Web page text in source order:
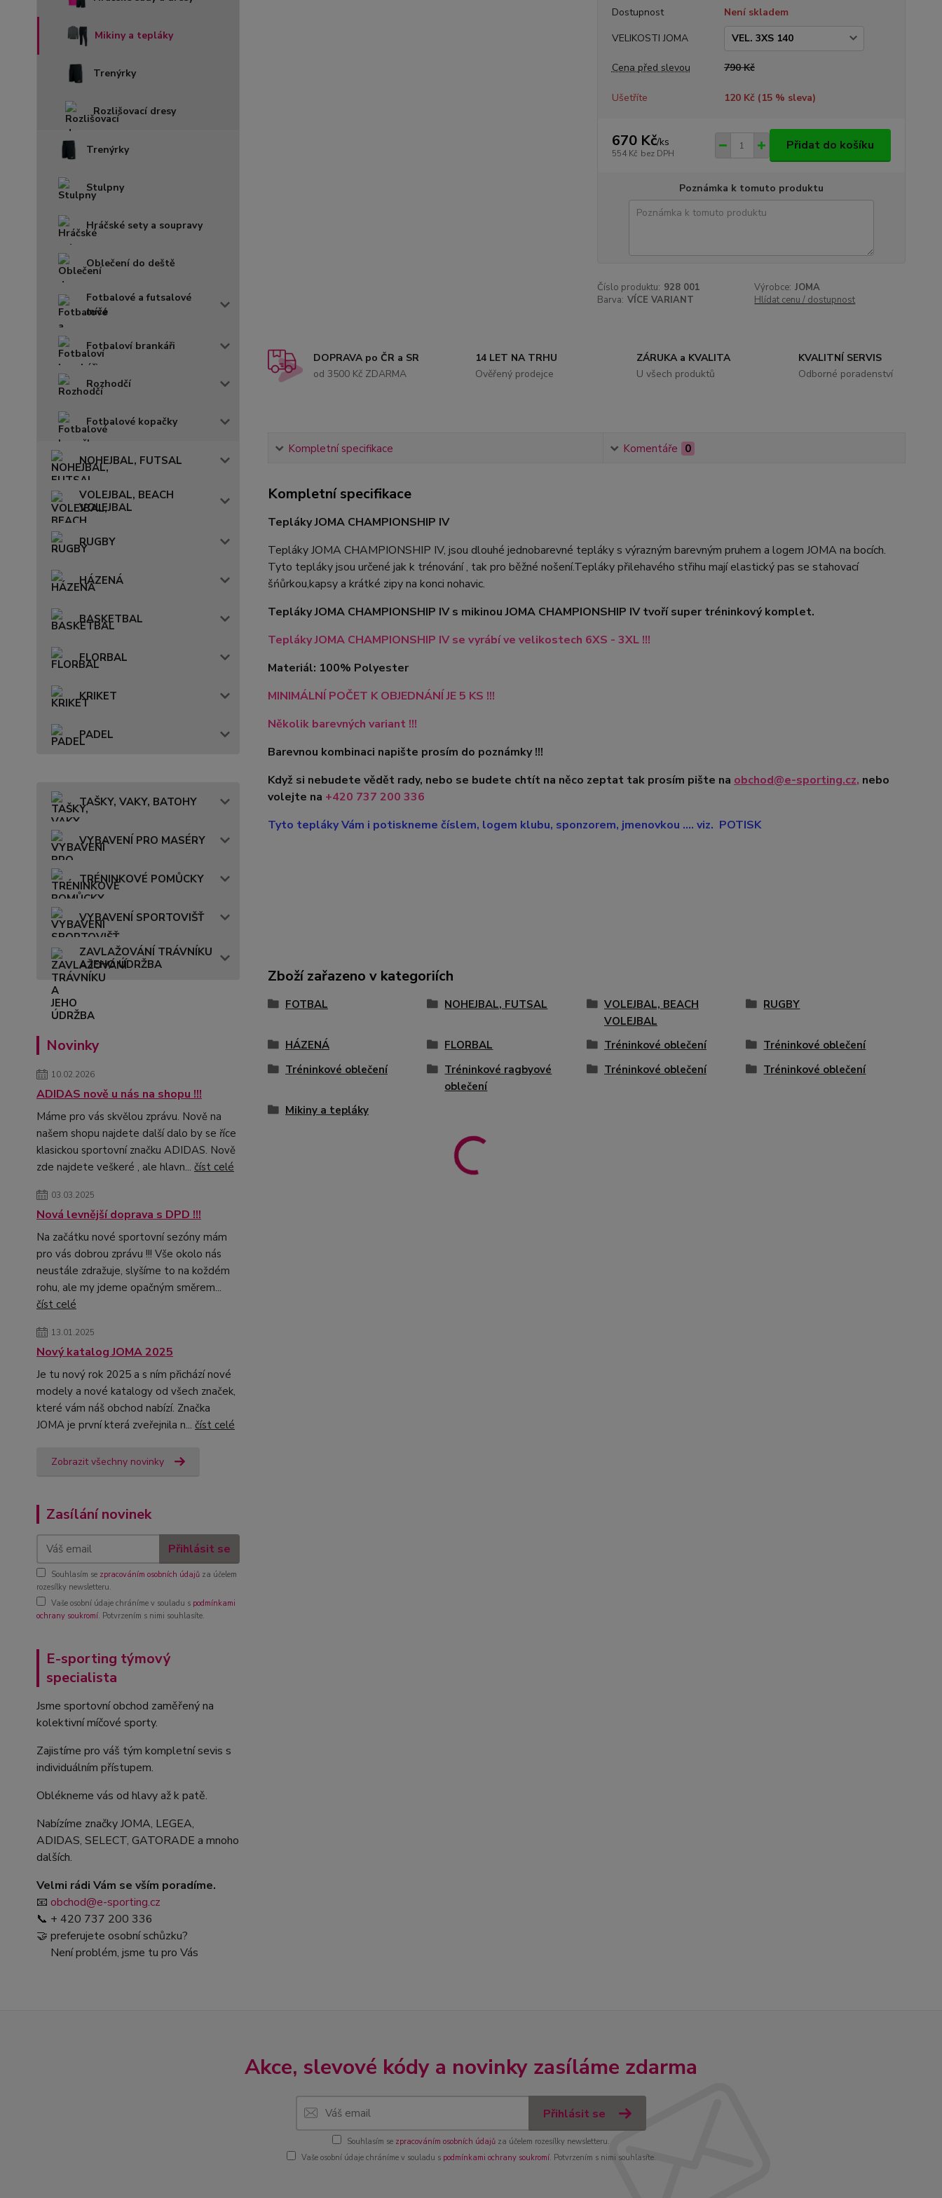
Mikiny a tepláky
Trenýrky
Rozlišovací dresy
Trenýrky
Stulpny
Hráčské sety a soupravy
Oblečení do deště
Fotbalové a futsalové
míče
Fotbaloví brankáři
Rozhodčí
Fotbalové kopačky
NOHEJBAL, FUTSAL
VOLEJBAL, BEACH
VOLEJBAL
RUGBY
HÁZENÁ
BASKETBAL
FLORBAL
KRIKET
PADEL
TAŠKY, VAKY, BATOHY
VYBAVENÍ PRO MASÉRY
TRÉNINKOVÉ POMŮCKY
VYBAVENÍ SPORTOVIŠŤ
ZAVLAŽOVÁNÍ TRÁVNÍKU
A JEHO ÚDRŽBA
Novinky
10.02.2026
ADIDAS nově u nás na shopu !!!
Máme pro vás skvělou zprávu. Nově na
našem shopu najdete další dalo by se říce
klasickou sportovní značku ADIDAS. Nově
zde najdete veškeré , ale hlavn... číst celé
03.03.2025
Nová levnější doprava s DPD !!!
Na začátku nové sportovní sezóny mám
pro vás dobrou zprávu !!! Vše okolo nás
neustále zdražuje, slyšíme to na koždém
rohu, ale my jdeme opačným směrem...
číst celé
13.01.2025
Nový katalog JOMA 2025
Je tu nový rok 2025 a s ním přichází nové
modely a nové katalogy od všech značek,
které vám náš obchod nabízí. Značka
JOMA je první která zveřejnila n... číst celé
Zobrazit všechny novinky
Zasílání novinek
Přihlásit se
Souhlasím se zpracováním osobních údajů za účelem
rozesílky newsletteru.
Vaše osobní údaje chráníme v souladu s podmínkami
ochrany soukromí. Potvrzením s nimi souhlasíte.
E-sporting týmový
specialista
Jsme sportovní obchod zaměřený na
kolektivní míčové sporty.
Zajistíme pro váš tým kompletní sevis s
individuálním přístupem.
Oblékneme vás od hlavy až k patě.
Nabízíme značky JOMA, LEGEA,
ADIDAS, SELECT, GATORADE a mnoho
dalších.
Velmi rádi Vám se vším poradíme.
📧 obchod@e-sporting.cz
📞 + 420 737 200 336
🤝 preferujete osobní schůzku?
Není problém, jsme tu pro Vás
Dostupnost
Není skladem
VELIKOSTI JOMA
Cena před slevou 790 Kč
Ušetříte 120 Kč (15% sleva)
670 Kč/ks
554 Kč bez DPH
Přidat do košíku
Poznámka k tomuto produktu
Číslo produktu: 928 001 Výrobce: JOMA
Barva: VÍCE VARIANT Hlídat cenu / dostupnost
DOPRAVA po ČR a SR
od 3500 Kč ZDARMA
14 LET NA TRHU
Ověřený prodejce
ZÁRUKA a KVALITA
U všech produktů
KVALITNÍ SERVIS
Odborné poradenství
Kompletní specifikace Komentáře 0
Kompletní specifikace
Tepláky JOMA CHAMPIONSHIP IV
Tepláky JOMA CHAMPIONSHIP IV, jsou dlouhé jednobarevné tepláky s výrazným barevným pruhem a logem JOMA na bocích.
Tyto tepláky jsou určené jak k trénování , tak pro běžné nošení.Tepláky přilehavého střihu mají elastický pas se stahovací
šńůrkou,kapsy a krátké zipy na konci nohavic.
Tepláky JOMA CHAMPIONSHIP IV s mikinou JOMA CHAMPIONSHIP IV tvoří super tréninkový komplet.
Tepláky JOMA CHAMPIONSHIP IV se vyrábí ve velikostech 6XS - 3XL !!!
Materiál: 100% Polyester
MINIMÁLNÍ POČET K OBJEDNÁNÍ JE 5 KS !!!
Několik barevných variant !!!
Barevnou kombinaci napište prosím do poznámky !!!
Když si nebudete vědět rady, nebo se budete chtít na něco zeptat tak prosím pište na obchod@e-sporting.cz, nebo
volejte na +420 737 200 336
Tyto tepláky Vám i potiskneme číslem, logem klubu, sponzorem, jmenovkou .... viz. POTISK
Zboží zařazeno v kategoriích
FOTBAL NOHEJBAL, FUTSAL
VOLEJBAL, BEACH
VOLEJBAL
RUGBY
HÁZENÁ FLORBAL Tréninkové oblečení
Tréninkové oblečení
Tréninkové oblečení
Tréninkové ragbyové
oblečení
Tréninkové oblečení Tréninkové oblečení
Mikiny a tepláky
Akce, slevové kódy a novinky zasíláme zdarma
Přihlásit se
Souhlasím se zpracováním osobních údajů za účelem rozesílky newsletteru.
Vaše osobní údaje chráníme v souladu s podmínkami ochrany soukromí. Potvrzením s nimi souhlasíte.